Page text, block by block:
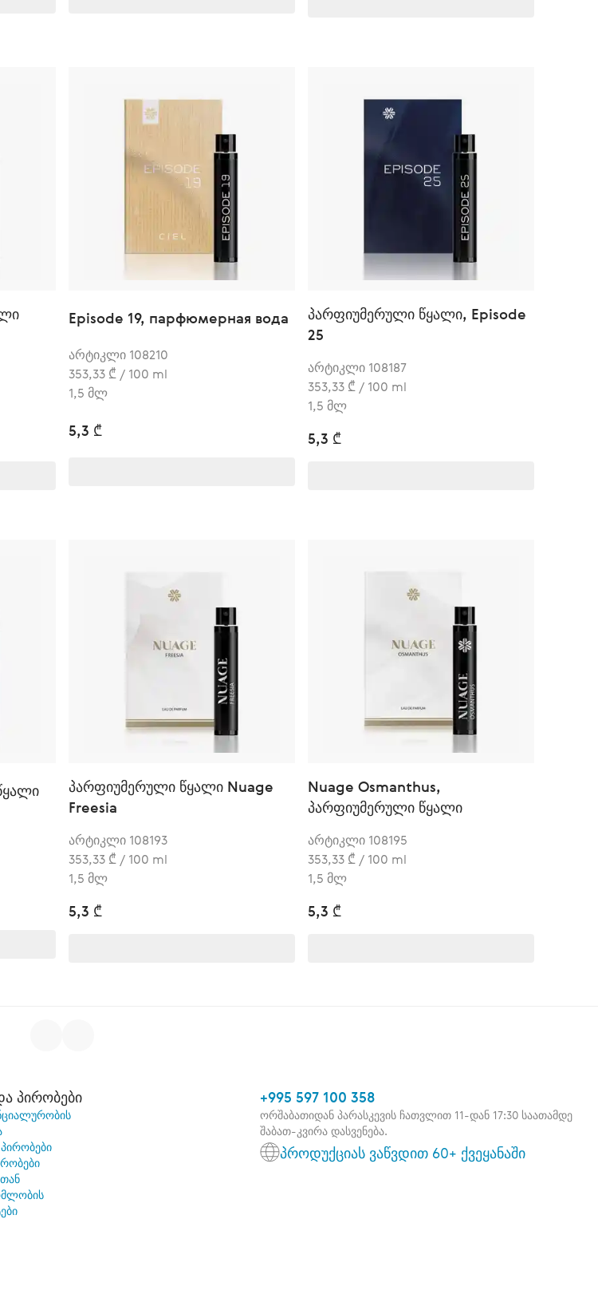
Episode 19, парфюмерная вода
არტიკლი 108210
353,33 ₾ / 100 ml
1,5 მლ
5,3 ₾
პარფიუმერული წყალი, Episode
25
არტიკლი 108187
353,33 ₾ / 100 ml
1,5 მლ
5,3 ₾
პარფიუმერული წყალი Nuage
Freesia
არტიკლი 108193
353,33 ₾ / 100 ml
1,5 მლ
5,3 ₾
Nuage Osmanthus,
პარფიუმერული წყალი
არტიკლი 108195
353,33 ₾ / 100 ml
1,5 მლ
5,3 ₾
პირობები +995 597 100 358
ორშაბათიდან პარასკევის ჩათვლით 11-დან 17:30 საათამდე
შაბათ-კვირა დასვენება.
პროდუქციას ვაწვდით 60+ ქვეყანაში